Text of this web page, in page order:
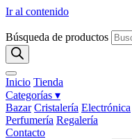
Ir al contenido
Búsqueda de productos
Inicio Tienda
Categorías ▾
Bazar Cristalería Electrónica
Perfumería Regalería
Contacto